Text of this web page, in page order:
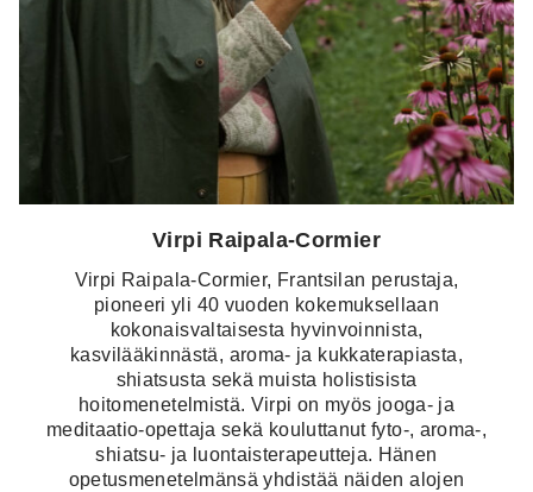
Virpi Raipala-Cormier
Virpi Raipala-Cormier, Frantsilan perustaja,
pioneeri yli 40 vuoden kokemuksellaan
kokonaisvaltaisesta hyvinvoinnista,
kasvilääkinnästä, aroma- ja kukkaterapiasta,
shiatsusta sekä muista holistisista
hoitomenetelmistä. Virpi on myös jooga- ja
meditaatio-opettaja sekä kouluttanut fyto-, aroma-,
shiatsu- ja luontaisterapeutteja. Hänen
opetusmenetelmänsä yhdistää näiden alojen